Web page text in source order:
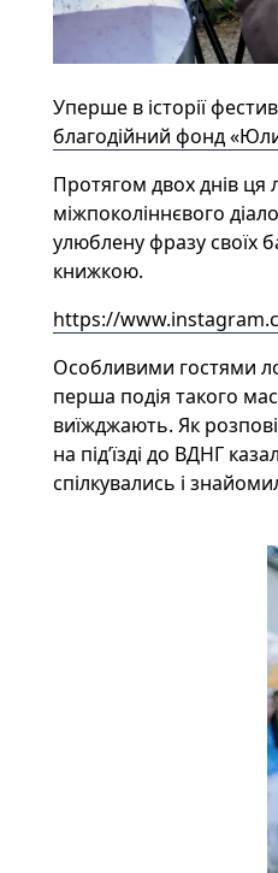
Уперше в історії
благодійний фонд
Протягом двох днів ця
міжпоколіннєвого
улюблену фразу своїх
книжкою.
https://
Особливими гостями
перша подія такого
виїжджають. Як
на під’їзді до ВДНГ
спілкувались і